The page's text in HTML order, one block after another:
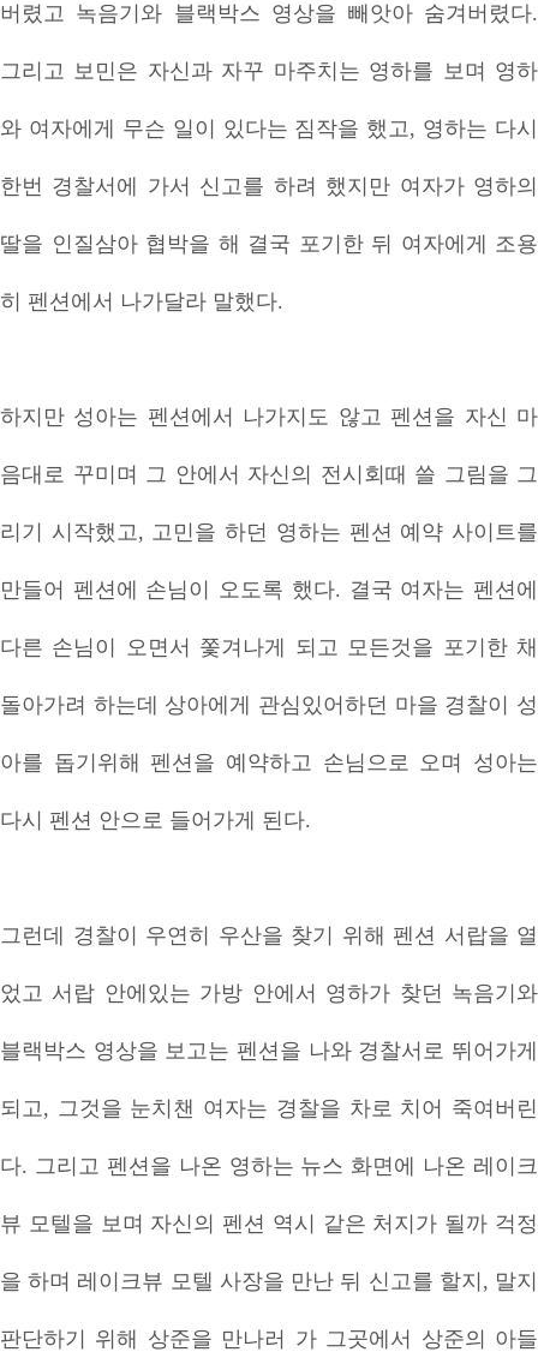
버렸고 녹음기와 블랙박스 영상을 빼앗아 숨겨버렸다.
그리고 보민은 자신과 자꾸 마주치는 영하를 보며 영하
와 여자에게 무슨 일이 있다는 짐작을 했고, 영하는 다시
한번 경찰서에 가서 신고를 하려 했지만 여자가 영하의
딸을 인질삼아 협박을 해 결국 포기한 뒤 여자에게 조용
히 펜션에서 나가달라 말했다.
하지만 성아는 펜션에서 나가지도 않고 펜션을 자신 마
음대로 꾸미며 그 안에서 자신의 전시회때 쓸 그림을 그
리기 시작했고, 고민을 하던 영하는 펜션 예약 사이트를
만들어 펜션에 손님이 오도록 했다. 결국 여자는 펜션에
다른 손님이 오면서 쫓겨나게 되고 모든것을 포기한 채
돌아가려 하는데 상아에게 관심있어하던 마을 경찰이 성
아를 돕기위해 펜션을 예약하고 손님으로 오며 성아는
다시 펜션 안으로 들어가게 된다.
그런데 경찰이 우연히 우산을 찾기 위해 펜션 서랍을 열
었고 서랍 안에있는 가방 안에서 영하가 찾던 녹음기와
블랙박스 영상을 보고는 펜션을 나와 경찰서로 뛰어가게
되고, 그것을 눈치챈 여자는 경찰을 차로 치어 죽여버린
다. 그리고 펜션을 나온 영하는 뉴스 화면에 나온 레이크
뷰 모텔을 보며 자신의 펜션 역시 같은 처지가 될까 걱정
을 하며 레이크뷰 모텔 사장을 만난 뒤 신고를 할지, 말지
판단하기 위해 상준을 만나러 가 그곳에서 상준의 아들